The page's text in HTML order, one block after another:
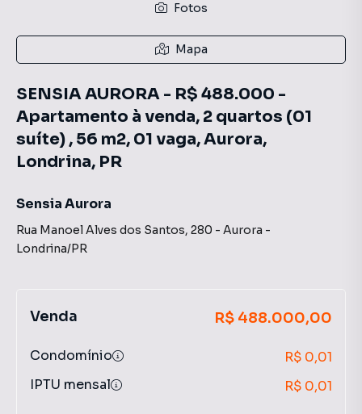
Fotos
Mapa
SENSIA AURORA - R$ 488.000 -
Apartamento à venda, 2 quartos (01
suíte) , 56 m2, 01 vaga, Aurora,
Londrina, PR
Sensia Aurora
Rua Manoel Alves dos Santos, 280 - Aurora -
Londrina/PR
Venda R$ 488.000,00
Condomínio
R$ 0,01
IPTU mensal
R$ 0,01